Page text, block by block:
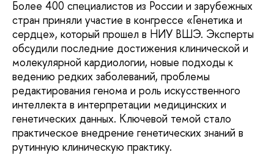
Более 400 специалистов из России и зарубежных
стран приняли участие в конгрессе «Генетика и
сердце», который прошел в НИУ ВШЭ. Эксперты
обсудили последние достижения клинической и
молекулярной кардиологии, новые подходы к
ведению редких заболеваний, проблемы
редактирования генома и роль искусственного
интеллекта в интерпретации медицинских и
генетических данных. Ключевой темой стало
практическое внедрение генетических знаний в
рутинную клиническую практику.